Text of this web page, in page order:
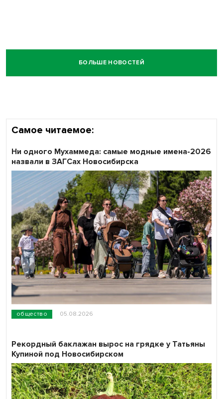
БОЛЬШЕ НОВОСТЕЙ
Самое читаемое:
общество 05.08.2026
Ни одного Мухаммеда: самые модные имена-2026
назвали в ЗАГСах Новосибирска
Рекордный баклажан вырос на грядке у Татьяны
Купиной под Новосибирском